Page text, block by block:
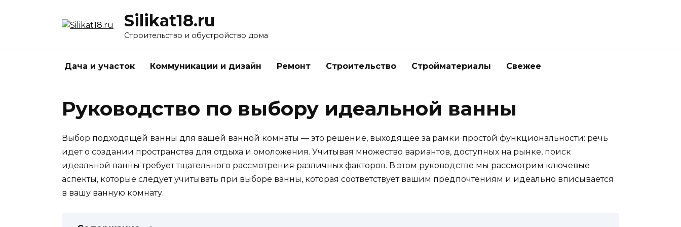
Silikat18.ru
Строительство и обустройство дома
Дача и участок Коммуникации и дизайн Ремонт Строительство Стройматериалы Свежее
Руководство по выбору идеальной ванны
Выбор подходящей ванны для вашей ванной комнаты — это решение, выходящее за рамки простой функциональности: речь
идет о создании пространства для отдыха и омоложения. Учитывая множество вариантов, доступных на рынке, поиск
идеальной ванны требует тщательного рассмотрения различных факторов. В этом руководстве мы рассмотрим ключевые
аспекты, которые следует учитывать при выборе ванны, которая соответствует вашим предпочтениям и идеально вписывается
в вашу ванную комнату.